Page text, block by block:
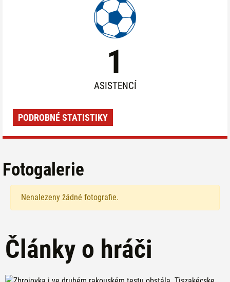
1
ASISTENCÍ
PODROBNÉ STATISTIKY
Fotogalerie
Nenalezeny žádné fotografie.
Články o hráči